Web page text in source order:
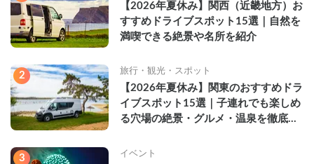
【2026年夏休み】関西（近畿地方）お
すすめドライブスポット15選｜自然を
満喫できる絶景や名所を紹介
2 旅行・観光・スポット
【2026年夏休み】関東のおすすめドラ
イブスポット15選｜子連れでも楽しめ
る穴場の絶景・グルメ・温泉を徹底解
3 イベント